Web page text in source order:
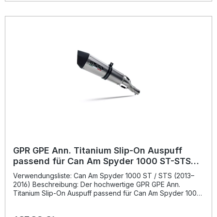
Lautstärke individuell anpassen können. Die Installation ist
Qualitätsstandards für maximale Haltbarkeit und Sicherheit.
Homologierter Slip-On Auspuff inkl. abnehmbarem db-Killer,
Verbindungsrohr und Katalysator Gefertigt mit innovativer
Technologie aus der Motorrad-Rennsportentwicklung
Spürbare Steigerung von Drehmoment und Leistung
Deutliche Gewichtsreduzierung im Vergleich zur
GPR GPE Ann. Titanium Slip-On Auspuff
passend für Can Am Spyder 1000 ST-STS
(2013–2016)
Verwendungsliste: Can Am Spyder 1000 ST / STS (2013–
2016) Beschreibung: Der hochwertige GPR GPE Ann.
Titanium Slip-On Auspuff passend für Can Am Spyder 1000